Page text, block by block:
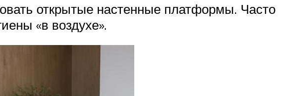
открытые настенные платформы. Часто
«в воздухе».